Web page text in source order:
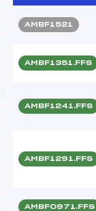
AMBF1521
AMBF1351.FFS
AMBF1241.FFS
AMBF1291.FFS
AMBF0971.FFS